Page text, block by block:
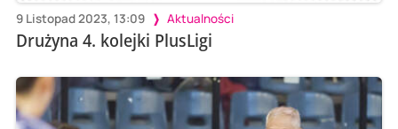
9 Listopad 2023, 13:09 Aktualności
Drużyna 4. kolejki PlusLigi